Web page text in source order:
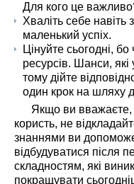
Для кого це
Хваліть себе навіть
маленький успіх.
Цінуйте сьогодні,
ресурсів. Шанси, які
тому дійте
один крок на шляху
Якщо ви вважаєте,
користь, не
знаннями ви
відбудуватися після
складностям, які
покращувати